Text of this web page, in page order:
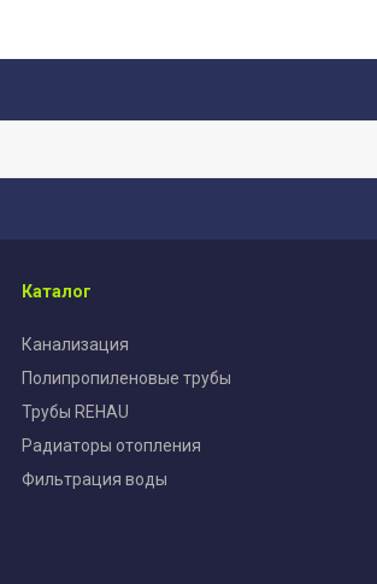
Каталог
Канализация
Полипропиленовые трубы
Трубы REHAU
Радиаторы отопления
Фильтрация воды